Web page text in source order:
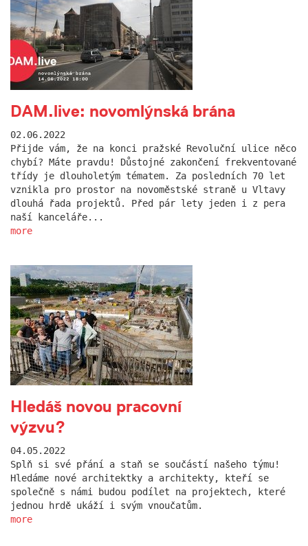
DAM.live: novomlýnská brána
02.06.2022
Přijde vám, že na konci pražské Revoluční ulice něco
chybí? Máte pravdu! Důstojné zakončení frekventované
třídy je dlouholetým tématem. Za posledních 70 let
vznikla pro prostor na novoměstské straně u Vltavy
dlouhá řada projektů. Před pár lety jeden i z pera
naší kanceláře...
more
Hledáš novou pracovní
výzvu?
04.05.2022
Splň si své přání a staň se součástí našeho týmu!
Hledáme nové architektky a architekty, kteří se
společně s námi budou podílet na projektech, které
jednou hrdě ukáží i svým vnoučatům.
more